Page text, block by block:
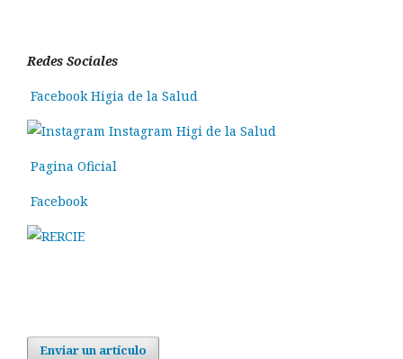
Redes Sociales
Facebook Higia de la Salud
Instagram Higi de la Salud
Pagina Oficial
Facebook
Enviar un artículo